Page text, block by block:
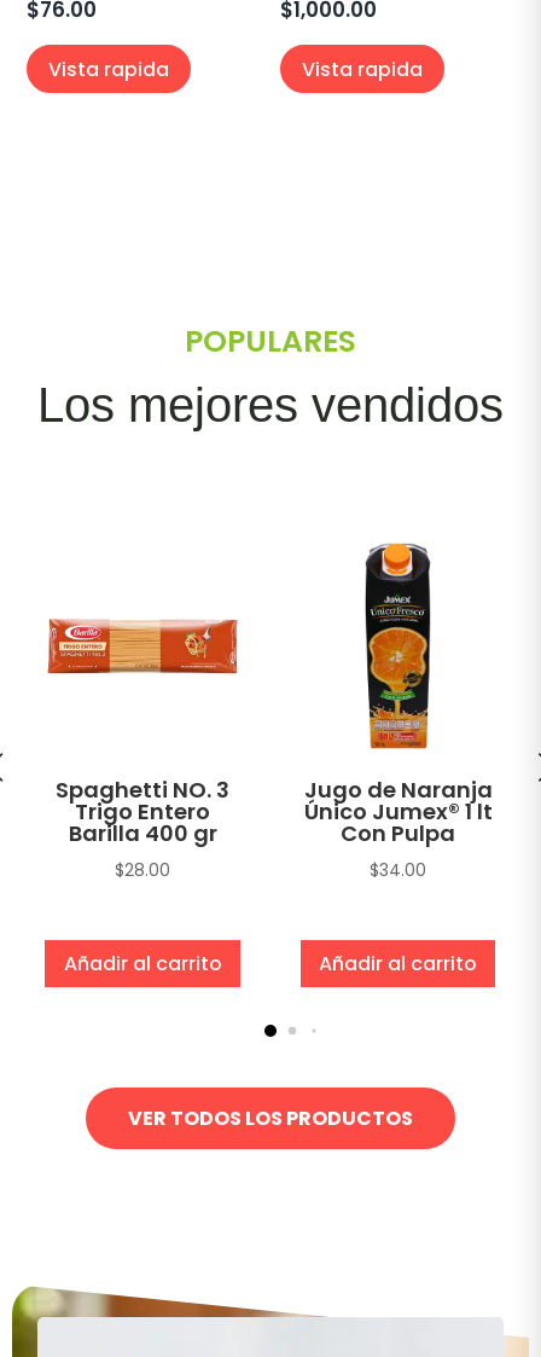
$76.00
Vista rapida
$1,000.00
Vista rapida
POPULARES
Los mejores vendidos
Spaghetti NO. 3
Trigo Entero
Barilla 400 gr
$28.00
Añadir al carrito
Jugo de Naranja
Único Jumex® 1 lt
Con Pulpa
$34.00
Añadir al carrito
VER TODOS LOS PRODUCTOS